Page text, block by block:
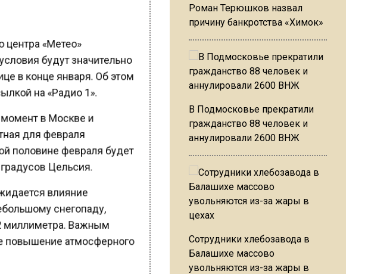
центра «Метео»
будут значительно
в конце января. Об этом
на «Радио 1».
в Москве и
для февраля
половине февраля будет
Цельсия.
влияние
снегопаду,
миллиметра. Важным
повышение атмосферного
Роман Терюшков назвал
причину банкротства «Химок»
В Подмосковье прекратили
гражданство 88 человек и
аннулировали 2600 ВНЖ
Сотрудники хлебозавода в
Балашихе массово
увольняются из-за жары в